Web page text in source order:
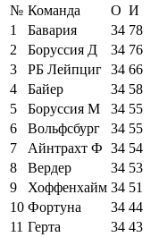
№ Команда О И
1
Бавария 34 78
2
Боруссия Д 34 76
3
РБ Лейпциг 34 66
4
Байер 34 58
5
Боруссия М 34 55
6
Вольфсбург 34 55
7
Айнтрахт Ф 34 54
8
Вердер 34 53
9
Хоффенхайм 34 51
10 Фортуна 34 44
11 Герта 34 43